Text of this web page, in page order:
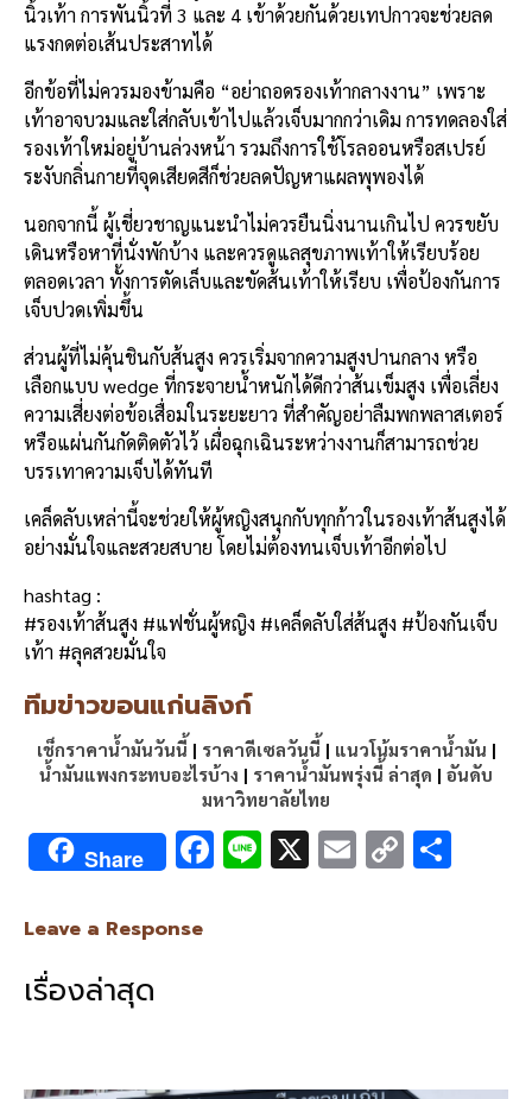
นิ้วเท้า การพันนิ้วที่ 3 และ 4 เข้าด้วยกันด้วยเทปกาวจะช่วยลด
แรงกดต่อเส้นประสาทได้
อีกข้อที่ไม่ควรมองข้ามคือ “อย่าถอดรองเท้ากลางงาน” เพราะ
เท้าอาจบวมและใส่กลับเข้าไปแล้วเจ็บมากกว่าเดิม การทดลองใส่
รองเท้าใหม่อยู่บ้านล่วงหน้า รวมถึงการใช้โรลออนหรือสเปรย์
ระงับกลิ่นกายที่จุดเสียดสีก็ช่วยลดปัญหาแผลพุพองได้
นอกจากนี้ ผู้เชี่ยวชาญแนะนำไม่ควรยืนนิ่งนานเกินไป ควรขยับ
เดินหรือหาที่นั่งพักบ้าง และควรดูแลสุขภาพเท้าให้เรียบร้อย
ตลอดเวลา ทั้งการตัดเล็บและขัดส้นเท้าให้เรียบ เพื่อป้องกันการ
เจ็บปวดเพิ่มขึ้น
ส่วนผู้ที่ไม่คุ้นชินกับส้นสูง ควรเริ่มจากความสูงปานกลาง หรือ
เลือกแบบ wedge ที่กระจายน้ำหนักได้ดีกว่าส้นเข็มสูง เพื่อเลี่ยง
ความเสี่ยงต่อข้อเสื่อมในระยะยาว ที่สำคัญอย่าลืมพกพลาสเตอร์
หรือแผ่นกันกัดติดตัวไว้ เผื่อฉุกเฉินระหว่างงานก็สามารถช่วย
บรรเทาความเจ็บได้ทันที
เคล็ดลับเหล่านี้จะช่วยให้ผู้หญิงสนุกกับทุกก้าวในรองเท้าส้นสูงได้
อย่างมั่นใจและสวยสบาย โดยไม่ต้องทนเจ็บเท้าอีกต่อไป
hashtag :
#รองเท้าส้นสูง #แฟชั่นผู้หญิง #เคล็ดลับใส่ส้นสูง #ป้องกันเจ็บ
เท้า #ลุคสวยมั่นใจ
ทีมข่าวขอนแก่นลิงก์
เช็กราคาน้ำมันวันนี้ | ราคาดีเซลวันนี้ | แนวโน้มราคาน้ำมัน |
น้ำมันแพงกระทบอะไรบ้าง | ราคาน้ำมันพรุ่งนี้ ล่าสุด | อันดับ
มหาวิทยาลัยไทย
Share F
k
Li X E C
Leave a Response
เรื่องล่าสุด